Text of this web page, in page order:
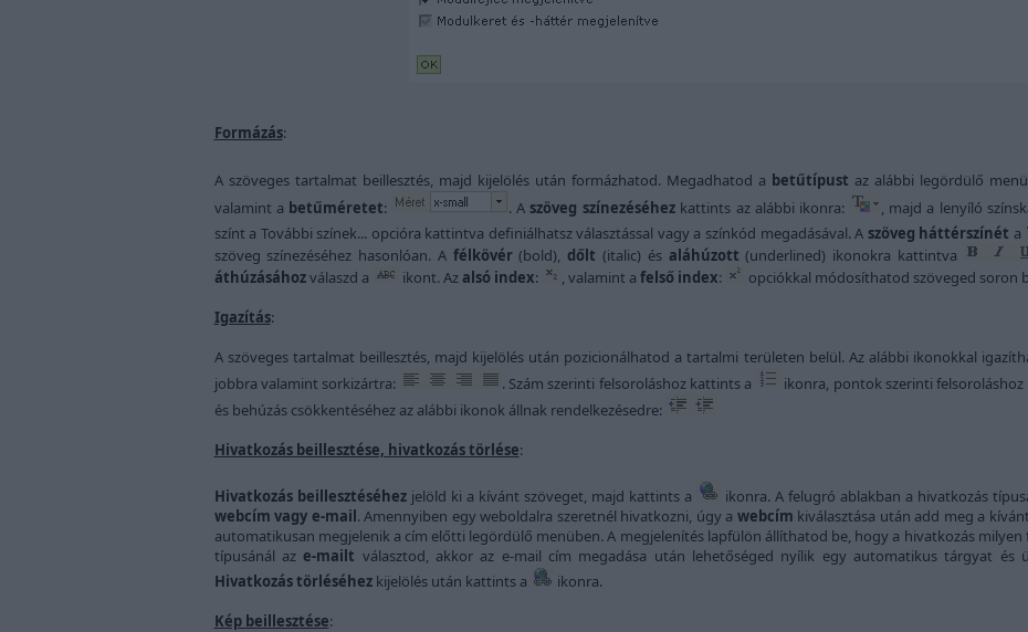
Formázás:
A szöveges tartalmat beillesztés, majd kijelölés után formázhatod. Megadhatod a betűtípust az alábbi legördülő
valamint a betűméretet: . Aszöveg színezéséhezkattints az alábbi ikonra:
, majd a lenyíló
színt a További színek... opcióra kattintva definiálhatsz választással vagy a színkód megadásával. A szöveg háttérszínét a
szöveg színezéséhez hasonlóan. A félkövér(bold), dőlt (italic) és aláhúzott (underlined) ikonokra kattintva
áthúzásáhozválaszd a ikont. Azalsó index: , valamint a felső index:
opciókkal módosíthatod szöveged soron
Igazítás:
A szöveges tartalmat beillesztés, majd kijelölés után pozicionálhatod a tartalmi területen belül. Az alábbi ikonokkal
jobbra valamint sorkizártra:
. Szám szerinti felsoroláshoz kattints a ikonra, pontok szerinti felsoroláshoz
és behúzás csökkentéséhez az alábbi ikonok állnak rendelkezésedre:
Hivatkozás beillesztése, hivatkozás törlése:
Hivatkozás beillesztéséhezjelöld ki a kívánt szöveget, majd kattints a
ikonra. A felugró ablakban a hivatkozás
webcím vagy e-mail. Amennyiben egy weboldalra szeretnél hivatkozni, úgy a webcím kiválasztása után add meg a
automatikusan megjelenik a cím előtti legördülő menüben. A megjelenítés lapfülön állíthatod be, hogy a hivatkozás
típusánál az e-mailt választod, akkor az e-mail cím megadása után lehetőséged nyílik egy automatikus tárgyat és
Hivatkozás törléséhezkijelölés után kattints a
ikonra.
Kép beillesztése: